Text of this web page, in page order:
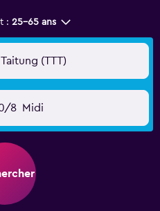
: 25-65 ans
(TTT)
8 Midi